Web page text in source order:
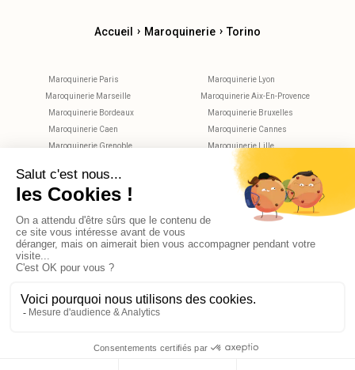
Accueil › Maroquinerie › Torino
Maroquinerie Paris
Maroquinerie Lyon
Maroquinerie Marseille
Maroquinerie Aix-En-Provence
Maroquinerie Bordeaux
Maroquinerie Bruxelles
Maroquinerie Caen
Maroquinerie Cannes
Maroquinerie Grenoble
Maroquinerie Lille
Maroquinerie Montpellier
Maroquinerie Nantes
Maroquinerie Nice
Maroquinerie Nimes
Maroquinerie Rennes
Maroquinerie Strasbourg
Maroquinerie Toulouse
© 2026 Reekom. Tous droits réservés.Mentions légales
Politique de confidentialité
Bonjour, avez-vous des questions?